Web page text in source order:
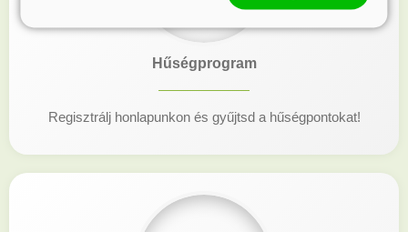
Hűségprogram
Regisztrálj honlapunkon és gyűjtsd a hűségpontokat!